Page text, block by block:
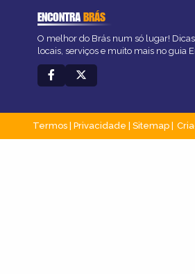
ENCONTRABRÁS
O melhor do Brás num só lugar!
locais, serviços e muito mais no guia
Termos Privacidade Sitemap